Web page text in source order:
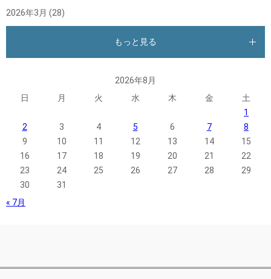
2026年3月 (28)
もっと見る
2026年8月
日
月 火 水 木 金
土
1
2
3 4 5 6 7
8
9
10 11 12 13 14
15
16
17 18 19 20 21
22
23
24 25 26 27 28
29
30
31
« 7月